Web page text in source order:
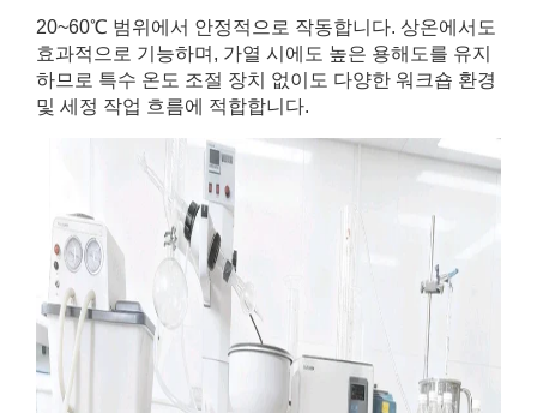
20~60℃ 범위에서 안정적으로 작동합니다. 상온에서도
효과적으로 기능하며, 가열 시에도 높은 용해도를 유지
하므로 특수 온도 조절 장치 없이도 다양한 워크숍 환경
및 세정 작업 흐름에 적합합니다.